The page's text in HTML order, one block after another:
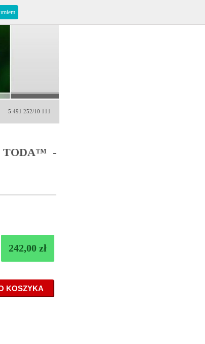
5 491 252/10 111
TODA™ -
242,00 zł